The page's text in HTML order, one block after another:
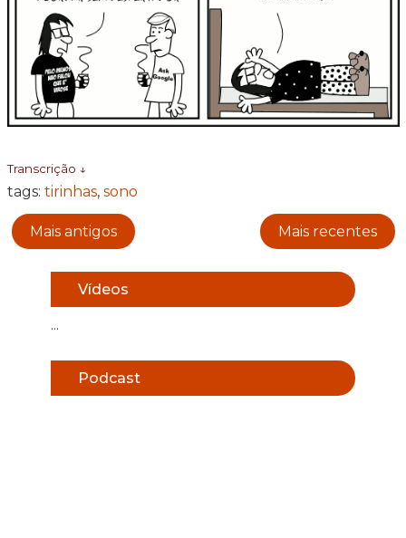
Transcrição ↓
tags: tirinhas, sono
Mais antigos Mais recentes
Vídeos
...
Podcast